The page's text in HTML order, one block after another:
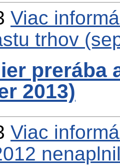
Viac
trhov
prerába
2013)
Viac